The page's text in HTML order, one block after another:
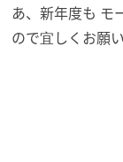
あ、新年度も モ
ので宜しくお願